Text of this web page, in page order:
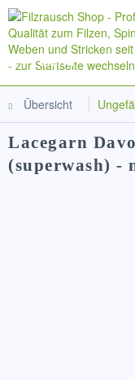
Menü
Übersicht
Lacegarn
(superwash) -